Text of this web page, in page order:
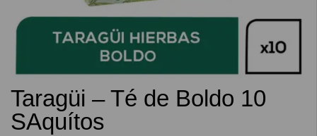
Taragüi – Té de Boldo 10
SAquítos